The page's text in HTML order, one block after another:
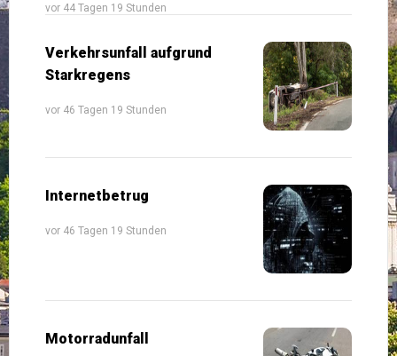
vor 44 Tagen 19 Stunden
Verkehrsunfall aufgrund
Starkregens
vor 46 Tagen 19 Stunden
Internetbetrug
vor 46 Tagen 19 Stunden
Motorradunfall